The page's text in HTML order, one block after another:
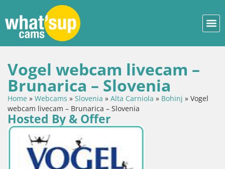
Vogel webcam livecam –
Brunarica – Slovenia
Home » Webcams » Slovenia » Alta Carniola » Bohinj » Vogel
webcam livecam – Brunarica – Slovenia
Hosted By & Offer